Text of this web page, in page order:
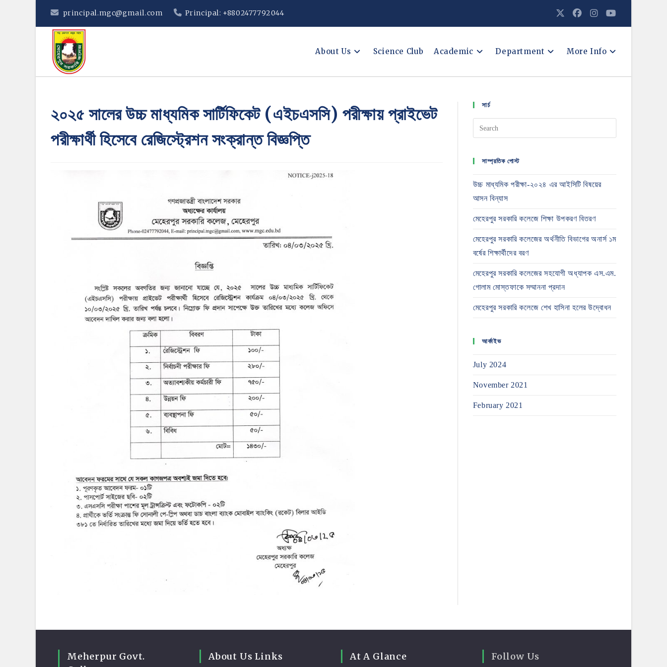
principal.mgc@gmail.com Principal: +8802477792044
About Us Science Club Academic Department More Info
২০২৫ সালের উচ্চ মাধ্যমিক সার্টিফিকেট (এইচএসসি) পরীক্ষায় প্রাইভেট
পরীক্ষার্থী হিসেবে রেজিস্ট্রেশন সংক্রান্ত বিজ্ঞপ্তি
সার্চ
সাম্প্রতিক পোস্ট
উচ্চ মাধ্যমিক পরীক্ষা-২০২৪ এর আইসিটি বিষয়ের
আসন বিন্যাস
মেহেরপুর সরকারি কলেজে শিক্ষা উপকরণ বিতরণ
মেহেরপুর সরকারি কলেজের অর্থনীতি বিভাগের অনার্স ১ম
বর্ষের শিক্ষার্থীদের বরণ
মেহেরপুর সরকারি কলেজের সহযোগী অধ্যাপক এস.এম.
গোলাম মোস্তফাকে সম্মাননা প্রদান
মেহেরপুর সরকারি কলেজে শেখ হাসিনা হলের উদ্বোধন
আর্কাইভ
July 2024
November 2021
February 2021
Meherpur Govt.
About Us Links At A Glance Follow Us